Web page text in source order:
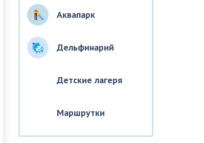
Аквапарк
Дельфинарий
Детские лагеря
Маршрутки